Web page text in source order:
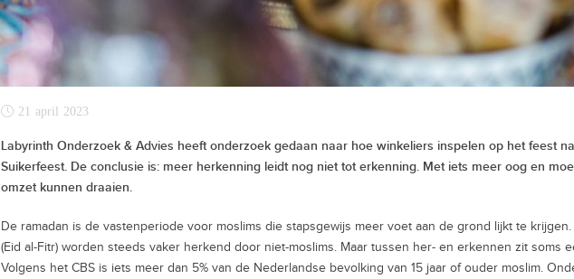
21 april 2023
Labyrinth Onderzoek & Advies heeft onderzoek gedaan naar hoe winkeliers inspelen op het feest
Suikerfeest. De conclusie is: meer herkenning leidt nog niet tot erkenning. Met iets meer oog en
omzet kunnen draaien.
De ramadan is de vastenperiode voor moslims die stapsgewijs meer voet aan de grond lijkt te
(Eid al-Fitr) worden steeds vaker herkend door niet-moslims. Maar tussen her- en erkennen zit soms
Volgens het CBS is iets meer dan 5% van de Nederlandse bevolking van 15 jaar of ouder moslim.